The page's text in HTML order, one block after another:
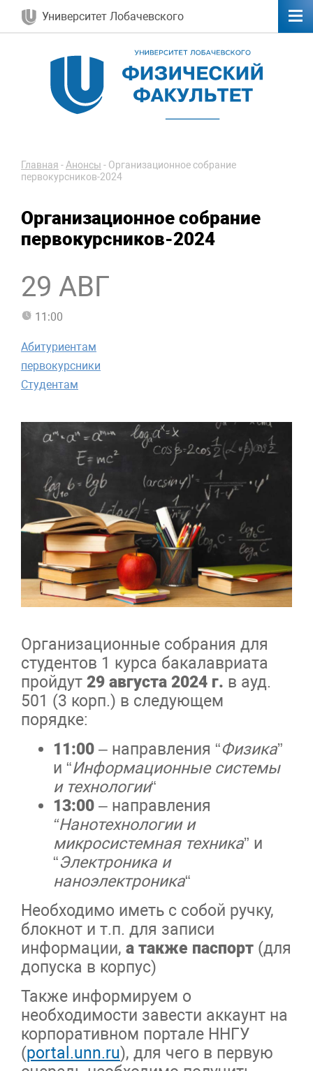
Университет Лобачевского
Главная -Анонсы - Организационное собрание
первокурсников-2024
Организационное собрание
первокурсников-2024
29 АВГ
11:00
Абитуриентам
первокурсники
Студентам
Организационные собрания для
студентов 1 курса бакалавриата
пройдут 29 августа 2024 г. в ауд.
501 (3 корп.) в следующем
порядке:
11:00 – направления “Физика”
и “Информационные системы
и технологии“
13:00 – направления
“Нанотехнологии и
микросистемная техника” и
“Электроника и
наноэлектроника“
Необходимо иметь с собой ручку,
блокнот и т.п. для записи
информации, а также паспорт (для
допуска в корпус)
Также информируем о
необходимости завести аккаунт на
корпоративном портале ННГУ
(portal.unn.ru), для чего в первую